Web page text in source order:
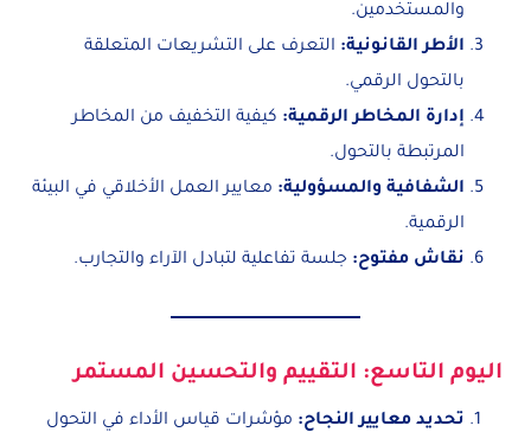
والمستخدمين.
الأطر القانونية: التعرف على التشريعات المتعلقة
بالتحول الرقمي.
إدارة المخاطر الرقمية: كيفية التخفيف من المخاطر
المرتبطة بالتحول.
الشفافية والمسؤولية: معايير العمل الأخلاقي في البيئة
الرقمية.
نقاش مفتوح: جلسة تفاعلية لتبادل الآراء والتجارب.
اليوم التاسع: التقييم والتحسين المستمر
تحديد معايير النجاح: مؤشرات قياس الأداء في التحول